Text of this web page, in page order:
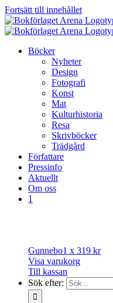
Fortsätt till innehållet
Böcker
Nyheter
Design
Fotografi
Konst
Mat
Kulturhistoria
Resa
Skrivböcker
Trädgård
Författare
Pressinfo
Aktuellt
Om oss
1
Gunnebo1 x 319 kr
Visa varukorg
Till kassan
Sök efter: